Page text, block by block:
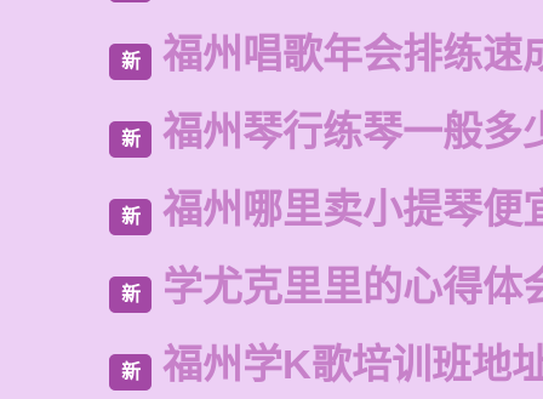
新 福州唱歌年会排练速
新 福州琴行练琴一般多
新 福州哪里卖小提琴便
新 学尤克里里的心得体
新 福州学K歌培训班地